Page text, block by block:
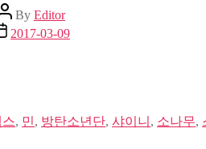
PostBy Editor
2017-03-09
, 민, 방탄소년단, 샤이니 , 소나무,